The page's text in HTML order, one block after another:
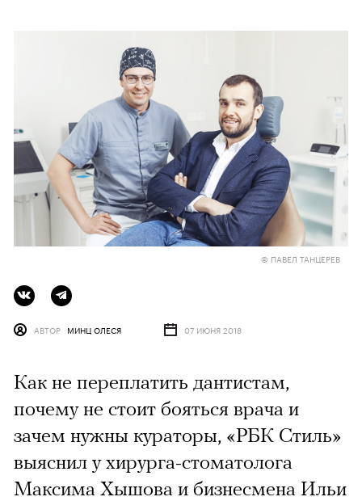
© ПАВЕЛ ТАНЦЕРЕВ
АВТОР МИНЦ ОЛЕСЯ 07 ИЮНЯ 2018
Как не переплатить дантистам,
почему не стоит бояться врача и
зачем нужны кураторы, «РБК Стиль»
выяснил у хирурга-стоматолога
Максима Хышова и бизнесмена Ильи